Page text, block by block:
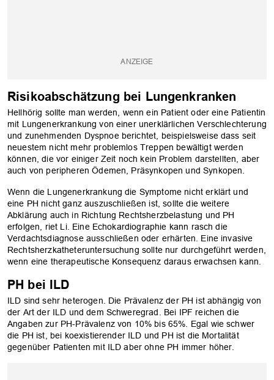
Risikoabschätzung bei Lungenkranken
Hellhörig sollte man werden, wenn ein Patient oder eine Patientin
mit Lungenerkrankung von einer unerklärlichen Verschlechterung
und zunehmenden Dyspnoe berichtet, beispielsweise dass seit
neuestem nicht mehr problemlos Treppen bewältigt werden
können, die vor einiger Zeit noch kein Problem darstellten, aber
auch von peripheren Ödemen, Präsynkopen und Synkopen.
Wenn die Lungenerkrankung die Symptome nicht erklärt und
eine PH nicht ganz auszuschließen ist, sollte die weitere
Abklärung auch in Richtung Rechtsherzbelastung und PH
erfolgen, riet Li. Eine Echokardiographie kann rasch die
Verdachtsdiagnose ausschließen oder erhärten. Eine invasive
Rechtsherzkatheteruntersuchung sollte nur durchgeführt werden,
wenn eine therapeutische Konsequenz daraus erwachsen kann.
PH bei ILD
ILD sind sehr heterogen. Die Prävalenz der PH ist abhängig von
der Art der ILD und dem Schweregrad. Bei IPF reichen die
Angaben zur PH-Prävalenz von 10% bis 65%. Egal wie schwer
die PH ist, bei koexistierender ILD und PH ist die Mortalität
gegenüber Patienten mit ILD aber ohne PH immer höher.